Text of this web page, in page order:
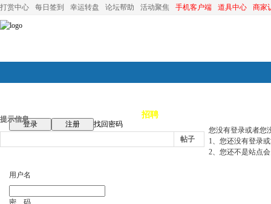
打赏中心 每日签到 幸运转盘 论坛帮助 活动聚焦 手机客户端 道具中心 商家
论坛首页 招聘
登录 注册
找回密码
帖子
提示信息
您没有登录或者您
1、您还没有登录
2、您还不是站点
用户名
密 码